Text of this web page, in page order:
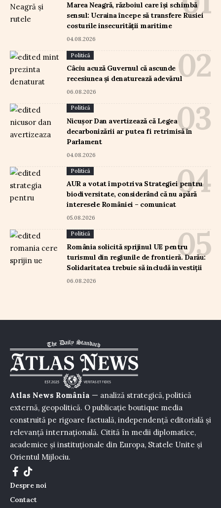
Marea Neagră, războiul care își schimbă
sensul: Ucraina începe să transfere Rusiei
costurile insecurității maritime
04.08.2026
Politică
Câciu acuză Guvernul că ascunde
recesiunea și denaturează adevărul
06.08.2026
Politică
Nicușor Dan avertizează că Legea
decarbonizării ar putea fi retrimisă în
Parlament
04.08.2026
Politică
AUR a votat împotriva Strategiei pentru
biodiversitate, considerând că nu apără
interesele României – comunicat
05.08.2026
Politică
România solicită sprijinul UE pentru
turismul din regiunile de frontieră. Darău:
Solidaritatea trebuie să includă investiții
06.08.2026
Atlas News România — analiză strategică, politică
externă, geopolitică. O publicație boutique media
construită pe rigoare factuală, independență editorială și
relevanță internațională. Citită în medii diplomatice,
academice și instituționale din Europa, Statele Unite și
Orientul Mijlociu.
Despre noi
Contact